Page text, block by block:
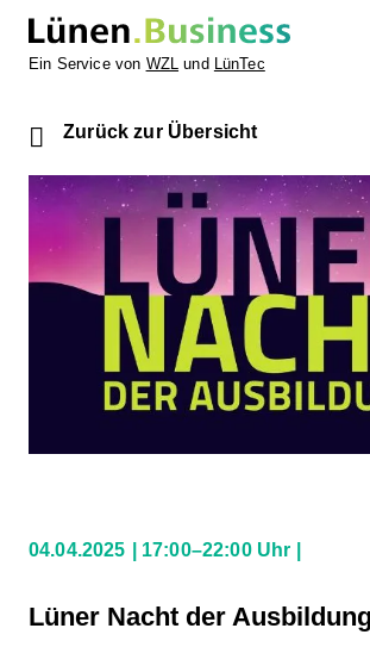
Ein Service von WZL und LünTec
Zurück zur Übersicht
04.04.2025 17:00–22:00 Uhr
Lüner Nacht der